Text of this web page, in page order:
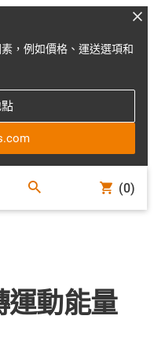
，例如價格、運送選項和
(0)
運動能量